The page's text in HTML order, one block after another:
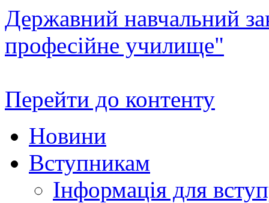
Державний навчальний
професійне училище"
Перейти до контенту
Новини
Вступникам
Інформація для